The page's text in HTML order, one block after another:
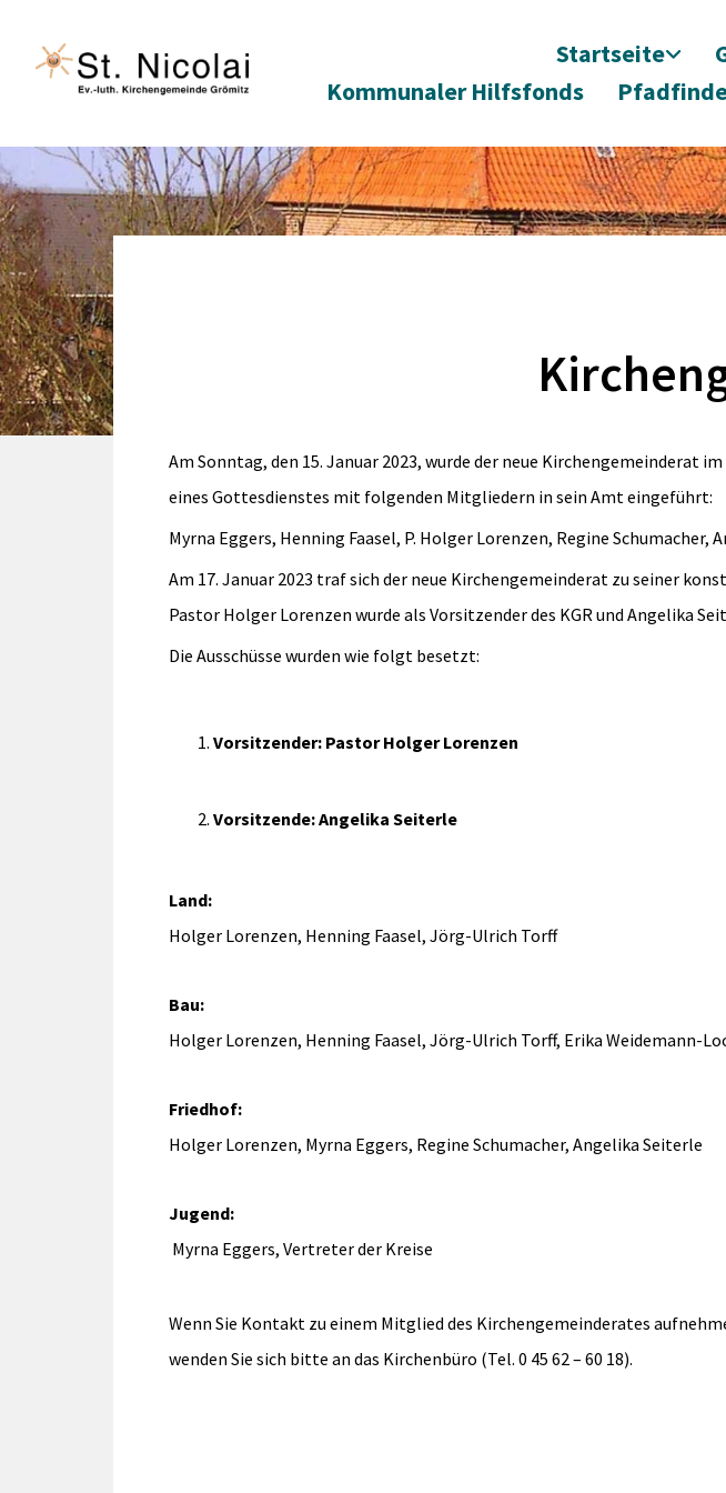
Startseite
Kommunaler Hilfsfonds
Am Sonntag, den 15. Januar 2023, wurde der neue Kirchengemeinderat
eines Gottesdienstes mit folgenden Mitgliedern in sein Amt eingeführt:
Myrna Eggers, Henning Faasel, P. Holger Lorenzen, Regine
Am 17. Januar 2023 traf sich der neue Kirchengemeinderat zu seiner
Pastor Holger Lorenzen wurde als Vorsitzender des KGR und Angelika
Die Ausschüsse wurden wie folgt besetzt:
Vorsitzender: Pastor Holger Lorenzen
Vorsitzende: Angelika Seiterle
Land:
Holger Lorenzen, Henning Faasel, Jörg-Ulrich Torff
Bau:
Holger Lorenzen, Henning Faasel, Jörg-Ulrich Torff, Erika Weidemann-
Friedhof:
Holger Lorenzen, Myrna Eggers, Regine Schumacher, Angelika Seiterle
Jugend:
Myrna Eggers, Vertreter der Kreise
Wenn Sie Kontakt zu einem Mitglied des Kirchengemeinderates
wenden Sie sich bitte an das Kirchenbüro (Tel. 0 45 62 – 60 18).